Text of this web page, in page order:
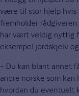
være til stor hjelp hvis
fremholder
har vært veldig nyttig
eksempel jordskjelv
– Du kan blant annet
andre norske som
hvordan du eventuelt